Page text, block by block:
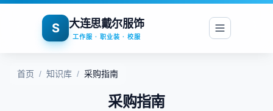
S 大连思戴尔服饰
工作服 · 职业装 · 校服
首页 / 知识库 / 采购指南
采购指南